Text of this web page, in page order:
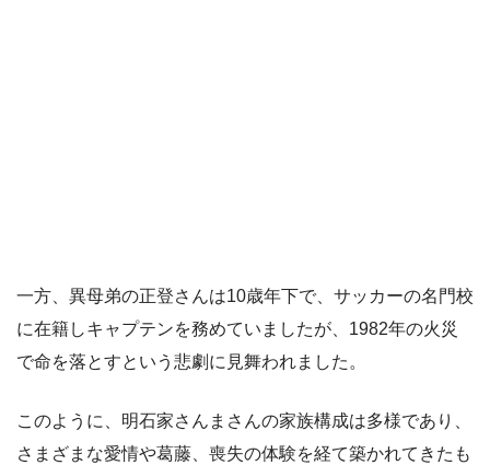
一方、異母弟の正登さんは10歳年下で、サッカーの名門校
に在籍しキャプテンを務めていましたが、1982年の火災
で命を落とすという悲劇に見舞われました。
このように、明石家さんまさんの家族構成は多様であり、
さまざまな愛情や葛藤、喪失の体験を経て築かれてきたも